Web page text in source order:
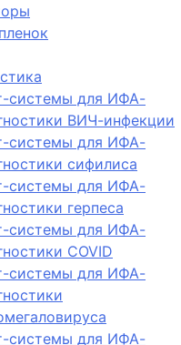
системы для ИФА-
ВИЧ-инфекции
системы для ИФА-
сифилиса
системы для ИФА-
герпеса
системы для ИФА-
COVID
системы для ИФА-
системы для ИФА-